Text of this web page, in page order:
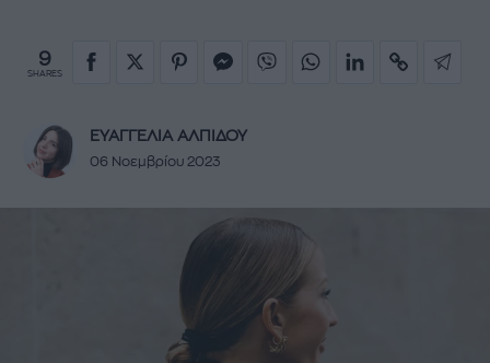
9
SHARES
ΕΥΑΓΓΕΛΙΑ ΑΛΠΙΔΟΥ
06 Νοεμβρίου 2023